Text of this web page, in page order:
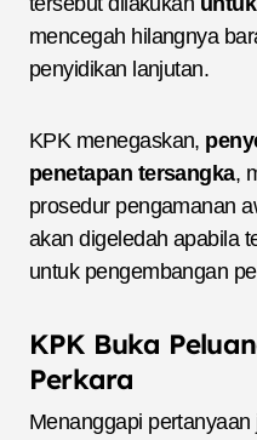
mencegah hilangnya
penyidikan lanjutan.
KPK menegaskan,
penetapan tersangka,
prosedur pengamanan
akan digeledah apabila
untuk pengembangan
KPK Buka
Perkara
Menanggapi